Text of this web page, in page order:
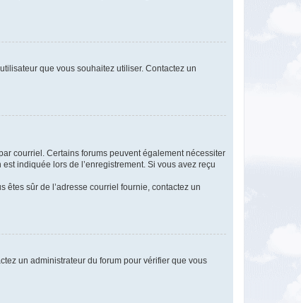
que vous souhaitez utiliser. Contactez un
courriel. Certains forums peuvent également nécessiter
indiquée lors de l’enregistrement. Si vous avez reçu
êtes sûr de l’adresse courriel fournie, contactez un
un administrateur du forum pour vérifier que vous